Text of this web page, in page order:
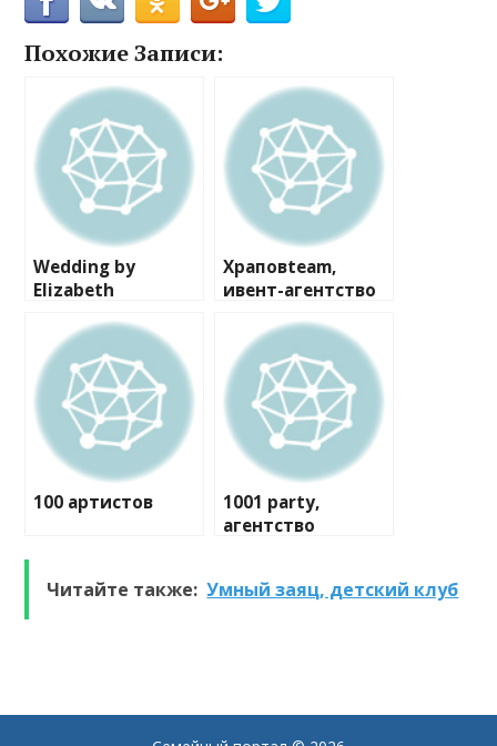
Похожие Записи:
Wedding by
Elizabeth
Храповteam,
ивент-агентство
100 артистов
1001 party,
агентство
Читайте также: Умный заяц, детский клуб